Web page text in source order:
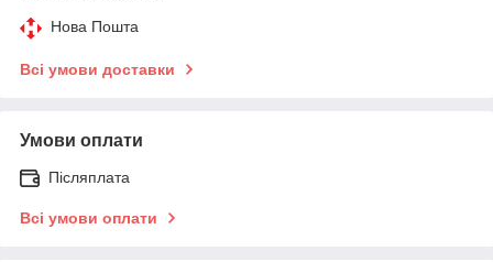
Нова Пошта
Всі умови доставки
Умови оплати
Післяплата
Всі умови оплати